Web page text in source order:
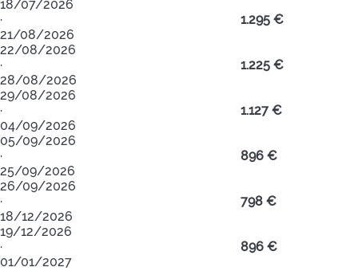
18/07/2026
·
21/08/2026
1.295 €
22/08/2026
·
28/08/2026
1.225 €
29/08/2026
·
04/09/2026
1.127 €
05/09/2026
·
25/09/2026
896 €
26/09/2026
·
18/12/2026
798 €
19/12/2026
·
01/01/2027
896 €